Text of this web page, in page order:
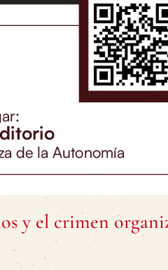
y el crimen